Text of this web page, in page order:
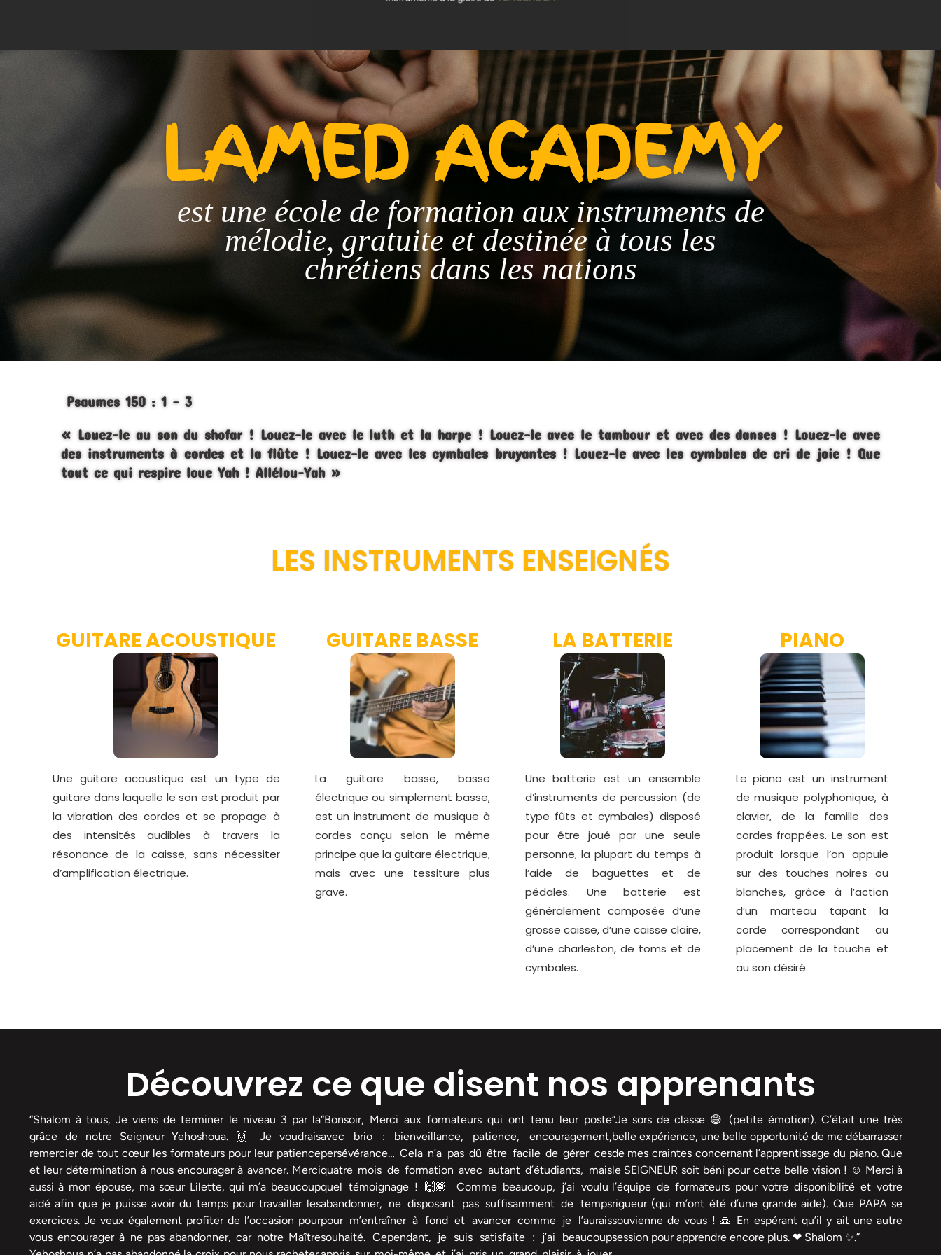
LAMED ACADEMY
est une école de formation aux instruments de
mélodie, gratuite et destinée à tous les
chrétiens dans les nations
Psaumes 150 : 1 – 3
« Louez-le au son du shofar ! Louez-le avec le luth et la harpe ! Louez-le avec le tambour et avec des danses ! Louez-le avec
des instruments à cordes et la flûte ! Louez-le avec les cymbales bruyantes ! Louez-le avec les cymbales de cri de joie ! Que
tout ce qui respire loue Yah ! Allélou-Yah »
LES INSTRUMENTS ENSEIGNÉS
GUITARE ACOUSTIQUE
Une guitare acoustique est un type de
guitare dans laquelle le son est produit par
la vibration des cordes et se propage à
des intensités audibles à travers la
résonance de la caisse, sans nécessiter
d’amplification électrique.
GUITARE BASSE
La guitare basse, basse
électrique ou simplement basse,
est un instrument de musique à
cordes conçu selon le même
principe que la guitare électrique,
mais avec une tessiture plus
grave.
LA BATTERIE
Une batterie est un ensemble
d’instruments de percussion (de
type fûts et cymbales) disposé
pour être joué par une seule
personne, la plupart du temps à
l’aide de baguettes et de
pédales. Une batterie est
généralement composée d’une
grosse caisse, d’une caisse claire,
d’une charleston, de toms et de
cymbales.
PIANO
Le piano est un instrument
de musique polyphonique, à
clavier, de la famille des
cordes frappées. Le son est
produit lorsque l’on appuie
sur des touches noires ou
blanches, grâce à l’action
d’un marteau tapant la
corde correspondant au
placement de la touche et
au son désiré.
Découvrez ce que disent nos apprenants
“Shalom à tous, Je viens de terminer le niveau 3 par la
grâce de notre Seigneur Yehoshoua. 🙌 Je voudrais
remercier de tout cœur les formateurs pour leur patience
et leur détermination à nous encourager à avancer. Merci
aussi à mon épouse, ma sœur Lilette, qui m’a beaucoup
aidé afin que je puisse avoir du temps pour travailler les
exercices. Je veux également profiter de l’occasion pour
vous encourager à ne pas abandonner, car notre Maître
“Bonsoir, Merci aux formateurs qui ont tenu leur poste
avec brio : bienveillance, patience, encouragement,
persévérance… Cela n’a pas dû être facile de gérer ces
quatre mois de formation avec autant d’étudiants, mais
quel témoignage ! 🙌🏾 Comme beaucoup, j’ai voulu
abandonner, ne disposant pas suffisamment de temps
pour m’entraîner à fond et avancer comme je l’aurais
souhaité. Cependant, je suis satisfaite : j’ai beaucoup
“Je sors de classe 😅 (petite émotion). C’était une très
belle expérience, une belle opportunité de me débarrasser
de mes craintes concernant l’apprentissage du piano. Que
le SEIGNEUR soit béni pour cette belle vision ! ☺ Merci à
l’équipe de formateurs pour votre disponibilité et votre
rigueur (qui m’ont été d’une grande aide). Que PAPA se
souvienne de vous ! 🙏 En espérant qu’il y ait une autre
session pour apprendre encore plus. ❤ Shalom ✨.”